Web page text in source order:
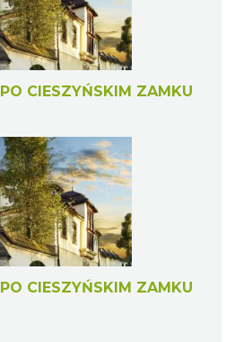
CIESZYŃSKIM ZAMKU
CIESZYŃSKIM ZAMKU